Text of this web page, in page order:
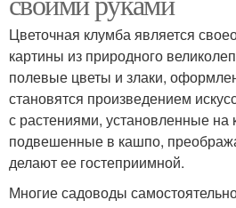
Цветочная клумба является
картины из природного
полевые цветы и злаки,
становятся произведением
с растениями, установленные на
подвешенные в кашпо,
делают ее гостеприимной.
Многие садоводы